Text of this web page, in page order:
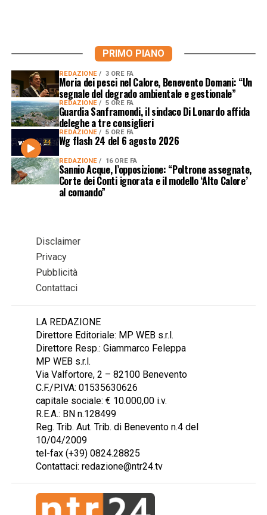
PRIMO PIANO
REDAZIONE 3 ORE FA
Moria dei pesci nel Calore, Benevento Domani: “Un
segnale del degrado ambientale e gestionale”
REDAZIONE 5 ORE FA
Guardia Sanframondi, il sindaco Di Lonardo affida
deleghe a tre consiglieri
REDAZIONE 5 ORE FA
Wg flash 24 del 6 agosto 2026
REDAZIONE 16 ORE FA
Sannio Acque, l’opposizione: “Poltrone assegnate,
Corte dei Conti ignorata e il modello ‘Alto Calore’
al comando”
Disclaimer
Privacy
Pubblicità
Contattaci
LA REDAZIONE
Direttore Editoriale: MP WEB s.r.l.
Direttore Resp.: Giammarco Feleppa
MP WEB s.r.l.
Via Valfortore, 2 – 82100 Benevento
C.F./P.IVA: 01535630626
capitale sociale: € 10.000,00 i.v.
R.E.A.: BN n.128499
Reg. Trib. Aut. Trib. di Benevento n.4 del
10/04/2009
tel-fax (+39) 0824.28825
Contattaci: redazione@ntr24.tv